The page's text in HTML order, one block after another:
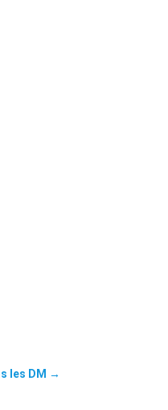
les DM →